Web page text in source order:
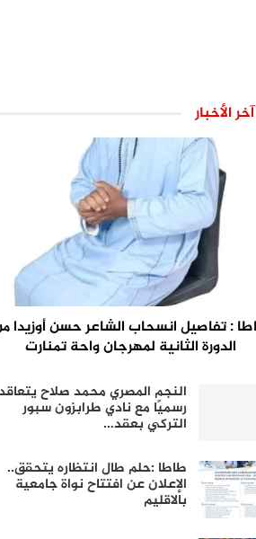
آخر الأخبار
: تفاصيل انسحاب الشاعر حسن أوزيدا
الدورة الثانية لمهرجان واحة تمنارت
النجم المصري محمد صلاح
رسميًا مع نادي طرابزون سبور
التركي بعقد…
طاطا :حلم طال انتظاره يتحقق..
الإعلان عن افتتاح نواة جامعية
بالاقليم